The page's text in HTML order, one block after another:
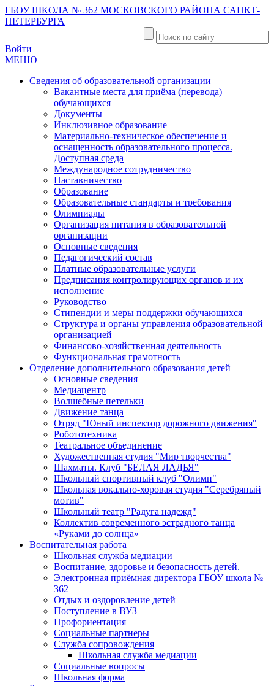
ГБОУ ШКОЛА № 362 МОСКОВСКОГО РАЙОНА САНКТ-
ПЕТЕРБУРГА
Войти
МЕНЮ
Сведения об образовательной организации
Вакантные места для приёма (перевода)
обучающихся
Документы
Инклюзивное образование
Материально-техническое обеспечение и
оснащенность образовательного процесса.
Доступная среда
Международное сотрудничество
Наставничество
Образование
Образовательные стандарты и требования
Олимпиады
Организация питания в образовательной
организации
Основные сведения
Педагогический состав
Платные образовательные услуги
Предписания контролирующих органов и их
исполнение
Руководство
Стипендии и меры поддержки обучающихся
Структура и органы управления образовательной
организацией
Финансово-хозяйственная деятельность
Функциональная грамотность
Отделение дополнительного образования детей
Основные сведения
Медиацентр
Волшебные петельки
Движение танца
Отряд "Юный инспектор дорожного движения"
Робототехника
Театральное объединение
Художественная студия "Мир творчества"
Шахматы. Клуб "БЕЛАЯ ЛАДЬЯ"
Школьный спортивный клуб "Олимп"
Школьная вокально-хоровая студия "Серебряный
мотив"
Школьный театр "Радуга надежд"
Коллектив современного эстрадного танца
«Руками до солнца»
Воспитательная работа
Школьная служба медиации
Воспитание, здоровье и безопасность детей.
Электронная приёмная директора ГБОУ школа №
362
Отдых и оздоровление детей
Поступление в ВУЗ
Профориентация
Социальные партнеры
Служба сопровождения
Школьная служба медиации
Социальные вопросы
Школьная форма